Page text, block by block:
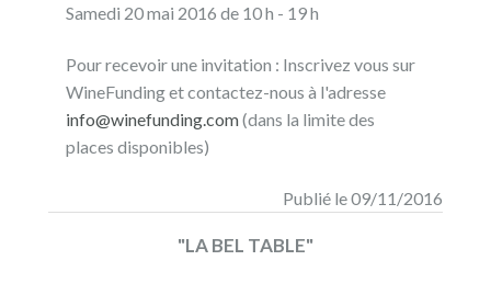
Samedi 20 mai 2016 de 10 h - 19 h
Pour recevoir une invitation : Inscrivez vous sur
WineFunding et contactez-nous à l'adresse
info@winefunding.com(dans la limite des
places disponibles)
Publié le 09/11/2016
"LA BEL TABLE"